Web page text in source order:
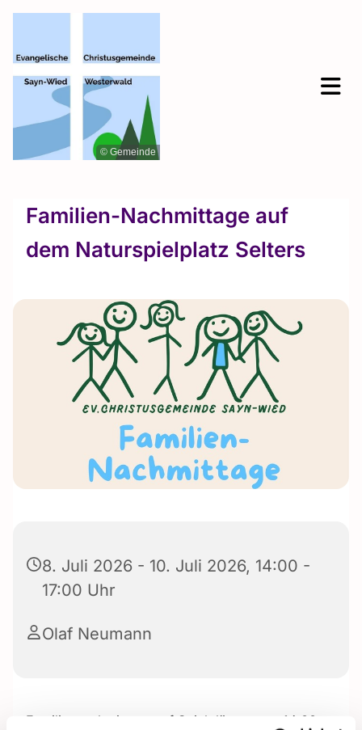
© Gemeinde
Familien-Nachmittage auf
dem Naturspielplatz Selters
8. Juli 2026 - 10. Juli 2026, 14:00 -
17:00 Uhr
Olaf Neumann
Familiennachmittage auf Spielplätzen von 14:00